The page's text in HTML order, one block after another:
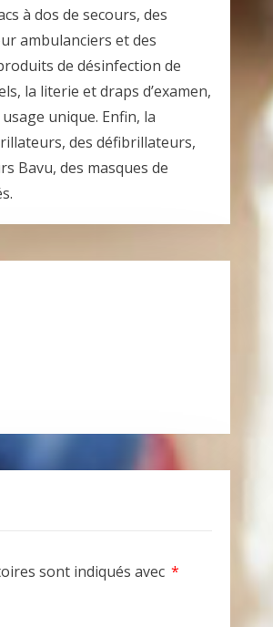
à dos de secours, des
ambulanciers et des
de désinfection de
la literie et draps d’examen,
unique. Enfin, la
des défibrillateurs,
Bavu, des masques de
sont indiqués avec *